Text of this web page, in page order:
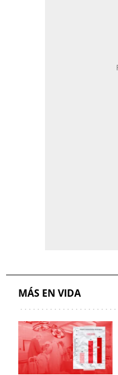
MÁS EN VIDA